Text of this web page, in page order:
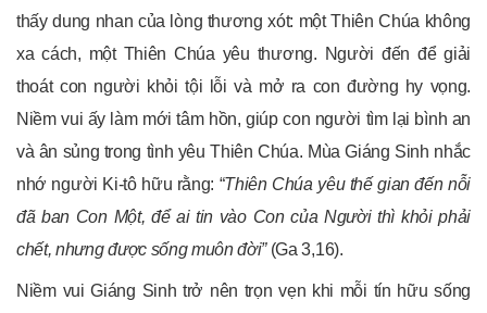
thấy dung nhan của lòng thương xót: một Thiên Chúa không
xa cách, một Thiên Chúa yêu thương. Người đến để giải
thoát con người khỏi tội lỗi và mở ra con đường hy vọng.
Niềm vui ấy làm mới tâm hồn, giúp con người tìm lại bình an
và ân sủng trong tình yêu Thiên Chúa. Mùa Giáng Sinh nhắc
nhớ người Ki-tô hữu rằng: “Thiên Chúa yêu thế gian đến nỗi
đã ban Con Một, để ai tin vào Con của Người thì khỏi phải
chết, nhưng được sống muôn đời”(Ga 3,16).
Niềm vui Giáng Sinh trở nên trọn vẹn khi mỗi tín hữu sống